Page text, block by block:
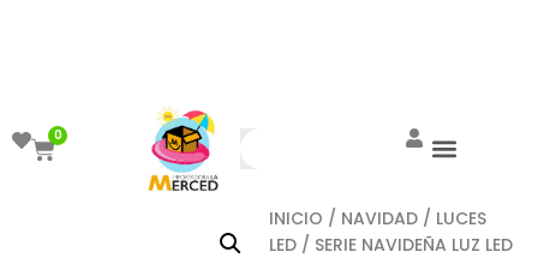
0
INICIO / NAVIDAD / LUCES
LED / SERIE NAVIDEÑA LUZ LED